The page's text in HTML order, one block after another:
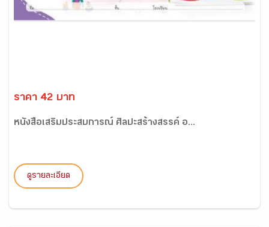
ราคา 42 บาท
หนังสือเสริมประสบการณ์ ศิลปะสร้างสรรค์ อ...
ดูรายละเอียด